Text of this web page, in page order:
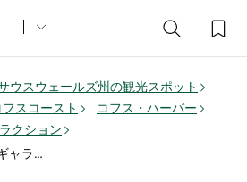
ウスウェールズ州の観光スポット
フスコースト
コフス・ハーバー
クション
ワジャール地域先住民ギャラリー